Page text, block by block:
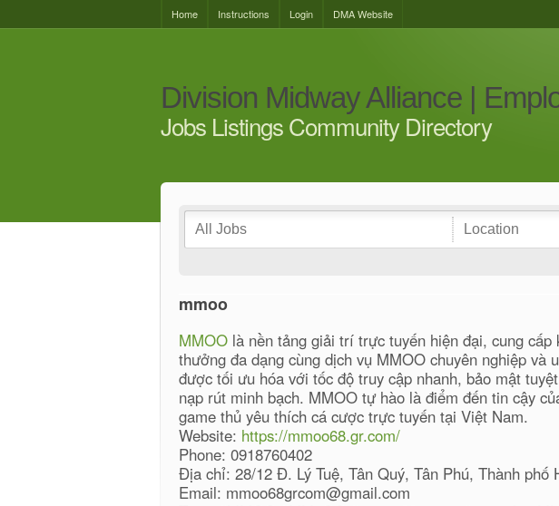
Home Instructions Login DMA Website
Division Midway Alliance |
Jobs Listings Community Directory
mmoo
MMOO là nền tảng giải trí trực tuyến hiện đại, cung cấp
thưởng đa dạng cùng dịch vụ MMOO chuyên nghiệp và
được tối ưu hóa với tốc độ truy cập nhanh, bảo mật
nạp rút minh bạch. MMOO tự hào là điểm đến tin cậy
game thủ yêu thích cá cược trực tuyến tại Việt Nam.
Website: https://mmoo68.gr.com/
Phone: 0918760402
Địa chỉ: 28/12 Đ. Lý Tuệ, Tân Quý, Tân Phú, Thành phố
Email: mmoo68grcom@gmail.com